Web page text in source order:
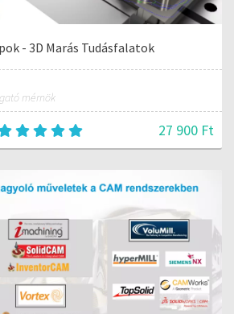
- 3D Marás Tudásfalatok
mérnök
27 900 Ft